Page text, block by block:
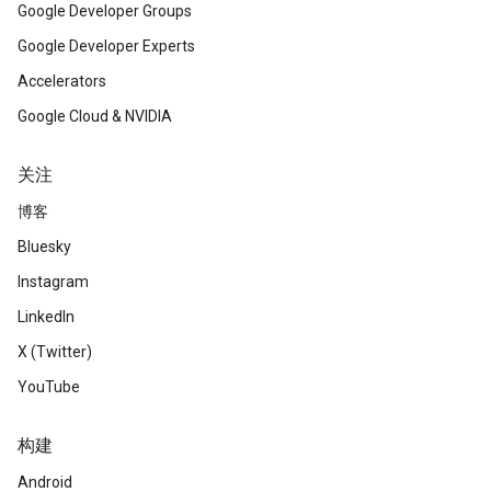
Google Developer Groups
Google Developer Experts
Accelerators
Google Cloud & NVIDIA
关注
博客
Bluesky
Instagram
LinkedIn
X (Twitter)
YouTube
构建
Android